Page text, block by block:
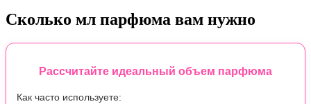
Сколько мл парфюма вам нужно
Рассчитайте идеальный объем парфюма
Как часто используете: